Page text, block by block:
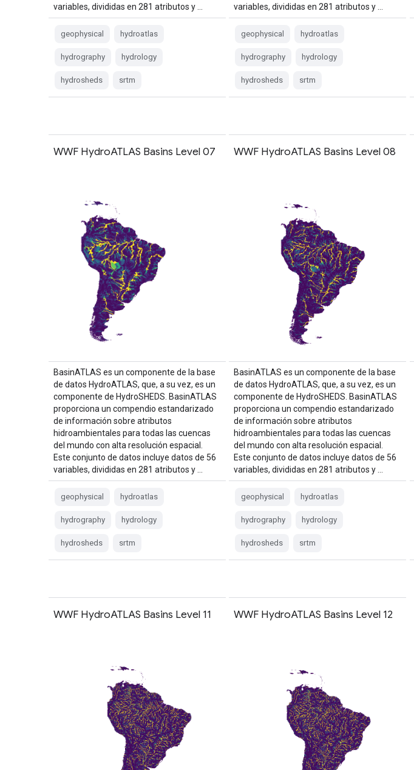
variables, divididas en 281 atributos y …
geophysical hydroatlas
hydrography hydrology
hydrosheds srtm
variables, divididas en 281 atributos y …
geophysical hydroatlas
hydrography hydrology
hydrosheds srtm
WWF HydroATLAS Basins Level 07
BasinATLAS es un componente de la base
de datos HydroATLAS, que, a su vez, es un
componente de HydroSHEDS. BasinATLAS
proporciona un compendio estandarizado
de información sobre atributos
hidroambientales para todas las cuencas
del mundo con alta resolución espacial.
Este conjunto de datos incluye datos de 56
variables, divididas en 281 atributos y …
geophysical hydroatlas
hydrography hydrology
hydrosheds srtm
WWF HydroATLAS Basins Level 08
BasinATLAS es un componente de la base
de datos HydroATLAS, que, a su vez, es un
componente de HydroSHEDS. BasinATLAS
proporciona un compendio estandarizado
de información sobre atributos
hidroambientales para todas las cuencas
del mundo con alta resolución espacial.
Este conjunto de datos incluye datos de 56
variables, divididas en 281 atributos y …
geophysical hydroatlas
hydrography hydrology
hydrosheds srtm
WWF HydroATLAS Basins Level 11 WWF HydroATLAS Basins Level 12